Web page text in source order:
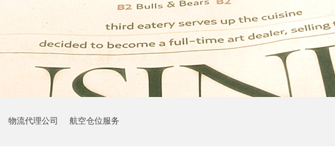
物流代理公司 航空仓位服务